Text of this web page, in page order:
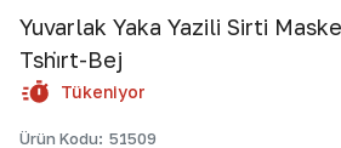
Yuvarlak Yaka Yazili Sirti
Tshi̇rt-Bej
Tükeniyor
Ürün Kodu: 51509